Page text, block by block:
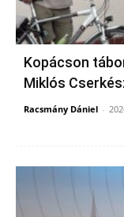
Kopácson
Miklós
Racsmány Dániel -